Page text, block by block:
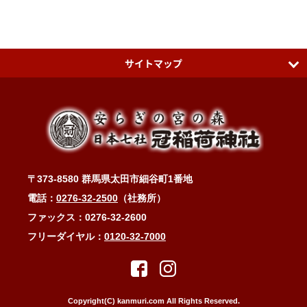
サイトマップ
日本七社 冠稲荷神社
ティアラグリーンパレス
アクセスMAP
冠稲荷神社ブログ
お問い合わせ・ご祈祷予約
縁結びと冠稲荷の木瓜の花
〒373-8580 群馬県太田市細谷町1番地
電話： 0276-32-2500 （社務所）
ファックス：0276-32-2600
フリーダイヤル： 0120-32-7000
Copyright(C) kanmuri.com All Rights Reserved.